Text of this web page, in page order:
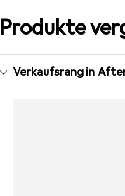
Produkte
Verkaufsrang in